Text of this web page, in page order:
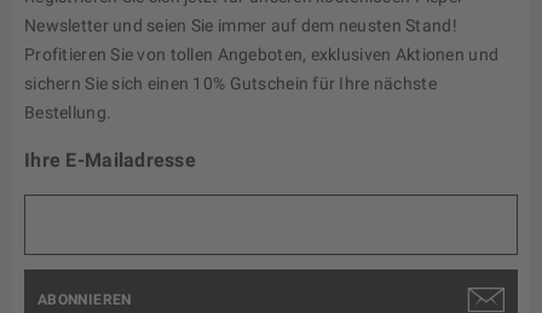
Newsletter und seien Sie immer auf dem neusten Stand!
Profitieren Sie von tollen Angeboten, exklusiven Aktionen und
sichern Sie sich einen 10% Gutschein für Ihre nächste
Bestellung.
Ihre E-Mailadresse
ABONNIEREN